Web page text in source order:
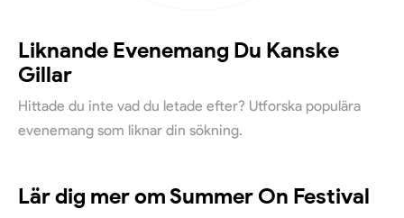
Liknande Evenemang Du Kanske
Gillar
Hittade du inte vad du letade efter? Utforska populära
evenemang som liknar din sökning.
Lär dig mer om Summer On Festival